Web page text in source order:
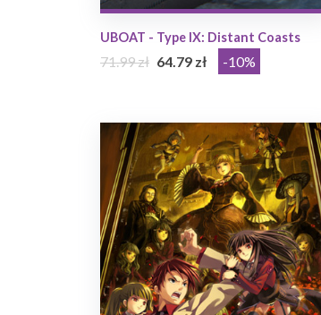
UBOAT - Type IX: Distant Coasts
71.99 zł 64.79 zł -10%